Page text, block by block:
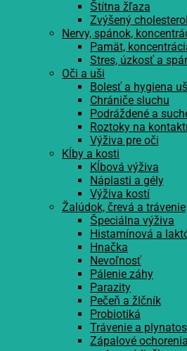
Štítna žľaza
Zvýšený cholesterol
Nervy, spánok,
Pamät,
Stres, úzkosť a
Oči a uši
Bolesť a hygiena
Chrániče sluchu
Podráždené a
Roztoky na
Výživa pre oči
Kĺby a kosti
Kĺbová výživa
Náplasti a gély
Výživa kostí
Žalúdok, črevá a trávenie
Špeciálna výživa
Histamínová a
Hnačka
Nevoľnosť
Pálenie záhy
Parazity
Pečeň a žlčník
Probiotiká
Trávenie a
Zápalové